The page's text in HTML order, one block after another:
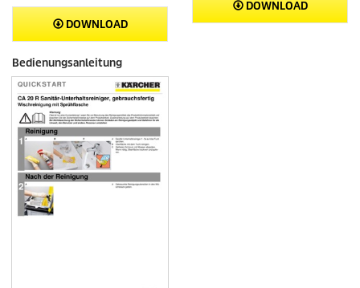
DOWNLOAD
DOWNLOAD
Bedienungsanleitung